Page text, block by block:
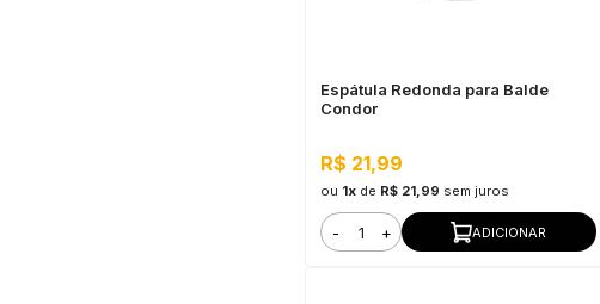
Espátula Redonda para Balde
Condor
R$ 21,99
ou 1x de R$ 21,99 sem juros
- + ADICIONAR